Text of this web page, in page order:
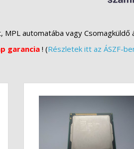
MPL automatába vagy
garancia ! (Részletek itt az ÁSZF-